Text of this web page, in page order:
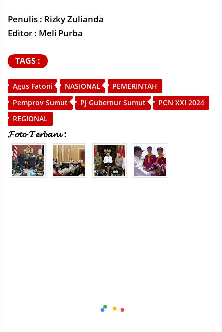
Penulis : Rizky Zulianda
Editor : Meli Purba
TAGS :
Agus Fatoni NASIONAL
PEMERINTAH
Pemprov Sumut
Pj Gubernur Sumut
PON XXI 2024
REGIONAL
𝓕𝓸𝓽𝓸 𝓣𝓮𝓻𝓫𝓪𝓻𝓾 :